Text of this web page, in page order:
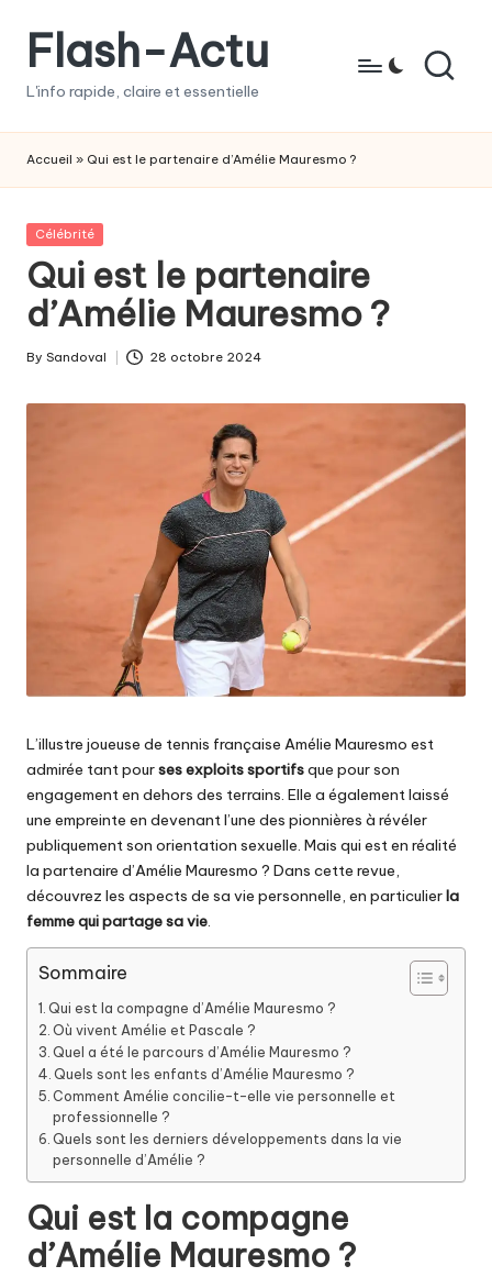
content
Flash-Actu
L'info rapide, claire et essentielle
Accueil » Qui est le partenaire d’Amélie Mauresmo ?
Posted
Célébrité
Qui est le partenaire
d’Amélie Mauresmo ?
Posted
By Sandoval 28 octobre 2024
L’illustre joueuse de tennis française Amélie Mauresmo est
admirée tant pourses exploits sportifsque pour son
engagement en dehors des terrains. Elle a également laissé
une empreinte en devenant l’une des pionnières à révéler
publiquement son orientation sexuelle. Mais qui est en réalité
la partenaire d’Amélie Mauresmo ? Dans cette revue,
découvrez les aspects de sa vie personnelle, en particulierla
femme qui partage sa vie.
Sommaire
Qui est la compagne d’Amélie Mauresmo ?
Où vivent Amélie et Pascale ?
Quel a été le parcours d’Amélie Mauresmo ?
Quels sont les enfants d’Amélie Mauresmo ?
Comment Amélie concilie-t-elle vie personnelle et
professionnelle ?
Quels sont les derniers développements dans la vie
personnelle d’Amélie ?
Qui est la compagne
d’Amélie Mauresmo ?